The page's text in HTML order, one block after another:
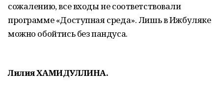
сожалению, все входы не соответствовали
программе «Доступная среда». Лишь в Ижбуляке
можно обойтись без пандуса.
Лилия ХАМИДУЛЛИНА.